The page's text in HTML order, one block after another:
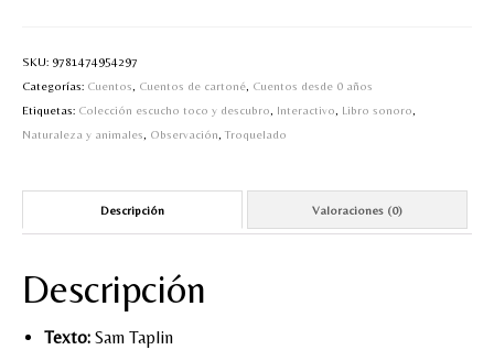
cantidad
SKU: 9781474954297
Categorías: Cuentos Cuentos de cartoné Cuentos desde 0 años
Etiquetas: Colección escucho toco y descubro Interactivo Libro sonoro
Naturaleza y animales
Observación Troquelado
Descripción Valoraciones (0)
Descripción
Texto: Sam Taplin